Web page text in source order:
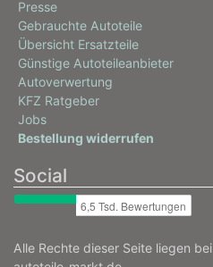
Presse
Gebrauchte Autoteile
Übersicht Ersatzteile
Günstige Autoteileanbieter
Autoverwertung
KFZ Ratgeber
Jobs
Bestellung widerrufen
Social
Alle Rechte dieser Seite liegen bei